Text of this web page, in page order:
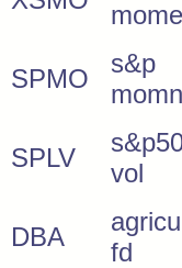
SPMO
SPLV
vol
DBA
fd